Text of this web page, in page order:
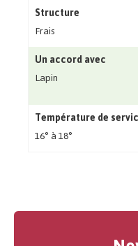
Structure
Frais
Un accord avec
Lapin
Température de
16° à 18°